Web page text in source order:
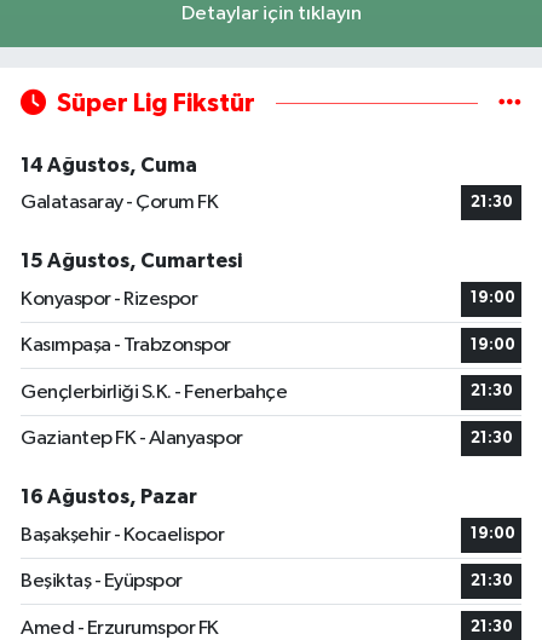
Detaylar için tıklayın
Süper Lig Fikstür
14 Ağustos, Cuma
Galatasaray - Çorum FK
21:30
15 Ağustos, Cumartesi
Konyaspor - Rizespor
19:00
Kasımpaşa - Trabzonspor 19:00
Gençlerbirliği S.K. - Fenerbahçe 21:30
Gaziantep FK - Alanyaspor 21:30
16 Ağustos, Pazar
Başakşehir - Kocaelispor
19:00
Beşiktaş - Eyüpspor 21:30
Amed - Erzurumspor FK 21:30